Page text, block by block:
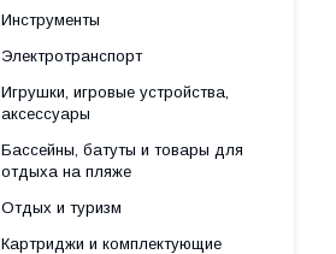
Инструменты
Электротранспорт
Игрушки, игровые устройства,
аксессуары
Бассейны, батуты и товары для
отдыха на пляже
Отдых и туризм
Картриджи и комплектующие